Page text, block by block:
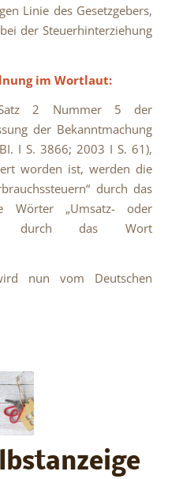
Linie des Gesetzgebers,
der Steuerhinterziehung
im Wortlaut:
2 Nummer 5 der
der Bekanntmachung
I S. 3866; 2003 I S. 61),
worden ist, werden die
durch das
Wörter „Umsatz- oder
durch das Wort
nun vom Deutschen